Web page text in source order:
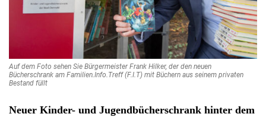
Auf dem Foto sehen Sie Bürgermeister Frank Hilker, der den neuen
Bücherschrank am Familien.Info.Treff (F.I.T) mit Büchern aus seinem privaten
Bestand füllt
Neuer Kinder- und Jugendbücherschrank hinter dem